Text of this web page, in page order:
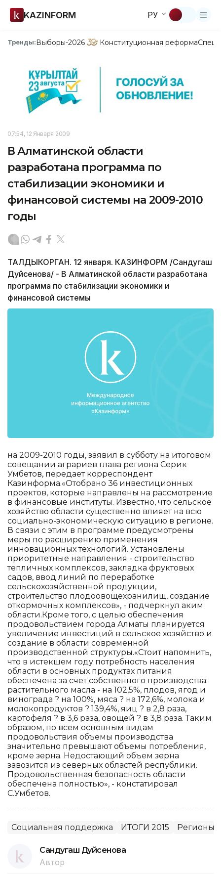
KAZINFORM РУ
Тренды:Выборы-2026 Конституционная реформа
07:54, 12 Января 2009
В Алматинской области
разработана программа по
стабилизации экономики и
финансовой системы на 2009-2010
годы
ТАЛДЫКОРГАН. 12 января. КАЗИНФОРМ /Сандугаш
Дуйсенова/ - В Алматинской области разработана
программа по стабилизации экономики и
финансовой системы
на 2009-2010 годы, заявил в субботу на итоговом
совещании аграриев глава региона Серик
Умбетов, передает корреспондент
Казинформа.«Отобрано 36 инвестиционных
проектов, которые направлены на рассмотрение
в финансовые институты. Известно, что сельское
хозяйство области существенно влияет на всю
социально-экономическую ситуацию в регионе.
В связи с этим в программе предусмотрены
меры по расширению применения
инновационных технологий. Установлены
приоритетные направления - строительство
тепличных комплексов, закладка фруктовых
садов, ввод линий по переработке
сельскохозяйственной продукции,
строительство плодоовощехранилищ, создание
откормочных комплексов», - подчеркнул аким
области.Кроме того, с целью обеспечения
продовольствием города Алматы планируется
увеличение инвестиций в сельское хозяйство и
создание в области современной
производственной структуры.«Стоит напомнить,
что в истекшем году потребность населения
области в основных продуктах питания
обеспечена за счет собственного производства:
растительного масла - на 102,5%, плодов, ягод и
винограда ? на 100%, мяса ? на 172,6%, молока и
молокопродуктов ? 139,4%, яиц ? в 2,8 раза,
картофеля ? в 3,6 раза, овощей ? в 3,8 раза. Таким
образом, по всем основным видам
продовольствия объемы производства
значительно превышают объемы потребления,
кроме зерна. Недостающий объем зерна
завозится из северных областей республики.
Продовольственная безопасность области
обеспечена полностью», - констатировал
С.Умбетов.
Социальная поддержка ИТОГИ 2015 Регионы
Сандугаш Дуйсенова
Автор